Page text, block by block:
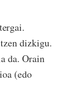
dizkigu.
da. Orain
(edo